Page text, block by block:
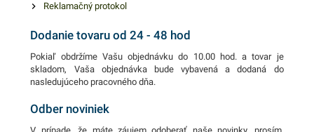
Reklamačný protokol
Dodanie tovaru od 24 - 48 hod
Pokiaľ obdržíme Vašu objednávku do 10.00 hod. a tovar je
skladom, Vaša objednávka bude vybavená a dodaná do
nasledujúceho pracovného dňa.
Odber noviniek